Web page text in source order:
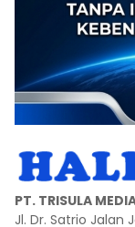
PT. TRISULA
Jl. Dr. Satrio Jalan